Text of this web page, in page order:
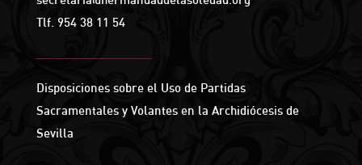
Tlf. 954 38 11 54
Disposiciones sobre el Uso de Partidas
Sacramentales y Volantes en la Archidiócesis de
Sevilla